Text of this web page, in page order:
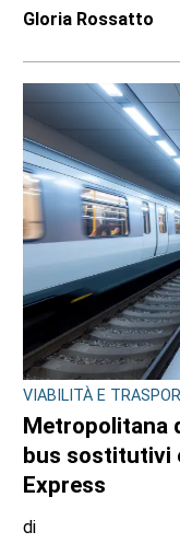
di
Redazione CRP
CONSIGLIO
Ambiente e
dell’attività
regionale